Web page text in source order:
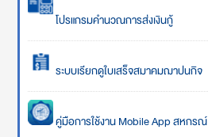
โปรแกรมคำนวณการส่งเงินกู้
ระบบเรียกดูใบเสร็จสมาคมฌาปนกิจ
คู่มือการใช้งาน Mobile App สหกรณ์